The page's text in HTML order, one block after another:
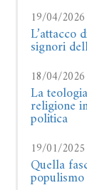
19/04/2026
L’attacco
signori
18/04/2026
La
religione
politica
19/01/2025
Quella
populismo